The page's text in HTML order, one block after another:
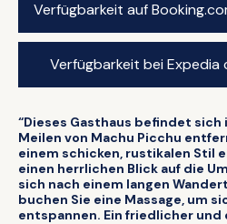
Verfügbarkeit auf
Verfügbarkeit bei Expedia
“Dieses Gasthaus befindet sich
Meilen von Machu Picchu
einem schicken, rustikalen Stil
einen herrlichen Blick auf die
sich nach einem langen
buchen Sie eine Massage, um
entspannen. Ein friedlicher und